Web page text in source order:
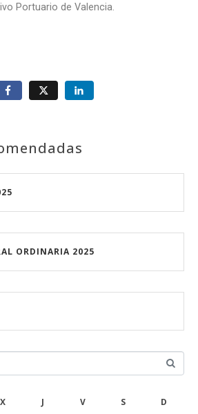
Portuario de Valencia.
ORDINARIA 2025
X J V S D